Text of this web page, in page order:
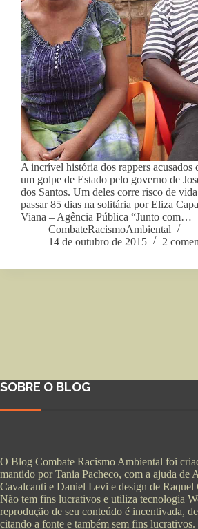
A incrível história dos rappers acusados
um golpe de Estado pelo governo de
dos Santos. Um deles corre risco de
passar 85 dias na solitária por Eliza
Viana – Agência Pública “Junto com…
CombateRacismoAmbiental
14 de outubro de 2015
2
SOBRE O BLOG
O Blog Combate Racismo Ambiental foi
mantido por Tania Pacheco, com a ajuda de
Cavalcanti e Daniel Levi e design de Raquel
Não tem fins lucrativos e utiliza tecnologia
reprodução de seu conteúdo é incentivada,
citando a fonte e também sem fins lucrativos.